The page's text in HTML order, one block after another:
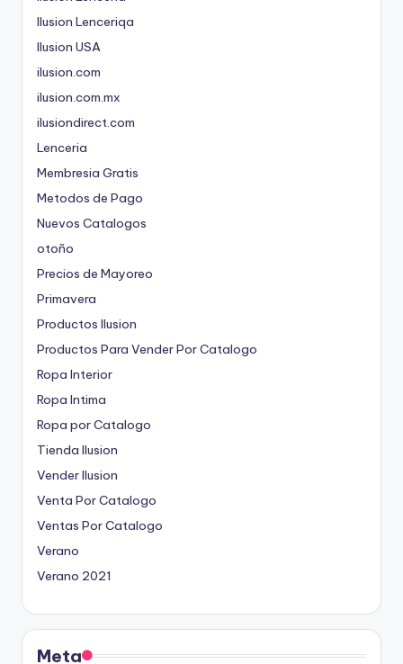
Ilusion Lenceriqa
Ilusion USA
ilusion.com
ilusion.com.mx
ilusiondirect.com
Lenceria
Membresia Gratis
Metodos de Pago
Nuevos Catalogos
otoño
Precios de Mayoreo
Primavera
Productos Ilusion
Productos Para Vender Por Catalogo
Ropa Interior
Ropa Intima
Ropa por Catalogo
Tienda Ilusion
Vender Ilusion
Venta Por Catalogo
Ventas Por Catalogo
Verano
Verano 2021
Meta